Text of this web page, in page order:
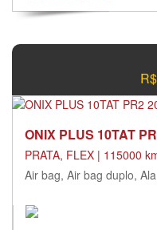
ONIX PLUS 10TAT
PRATA, FLEX | 115000
Air bag, Air bag duplo,